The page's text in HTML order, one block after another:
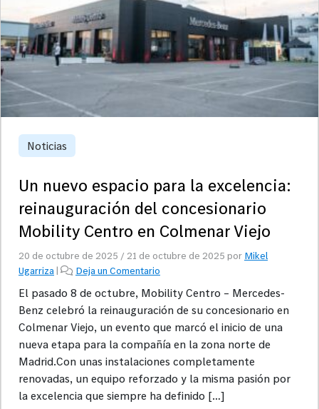
Noticias
Un nuevo espacio para la excelencia:
reinauguración del concesionario
Mobility Centro en Colmenar Viejo
20 de octubre de 2025 / 21 de octubre de 2025 por Mikel
Ugarriza | Deja un Comentario
El pasado 8 de octubre, Mobility Centro – Mercedes-
Benz celebró la reinauguración de su concesionario en
Colmenar Viejo, un evento que marcó el inicio de una
nueva etapa para la compañía en la zona norte de
Madrid.Con unas instalaciones completamente
renovadas, un equipo reforzado y la misma pasión por
la excelencia que siempre ha definido […]